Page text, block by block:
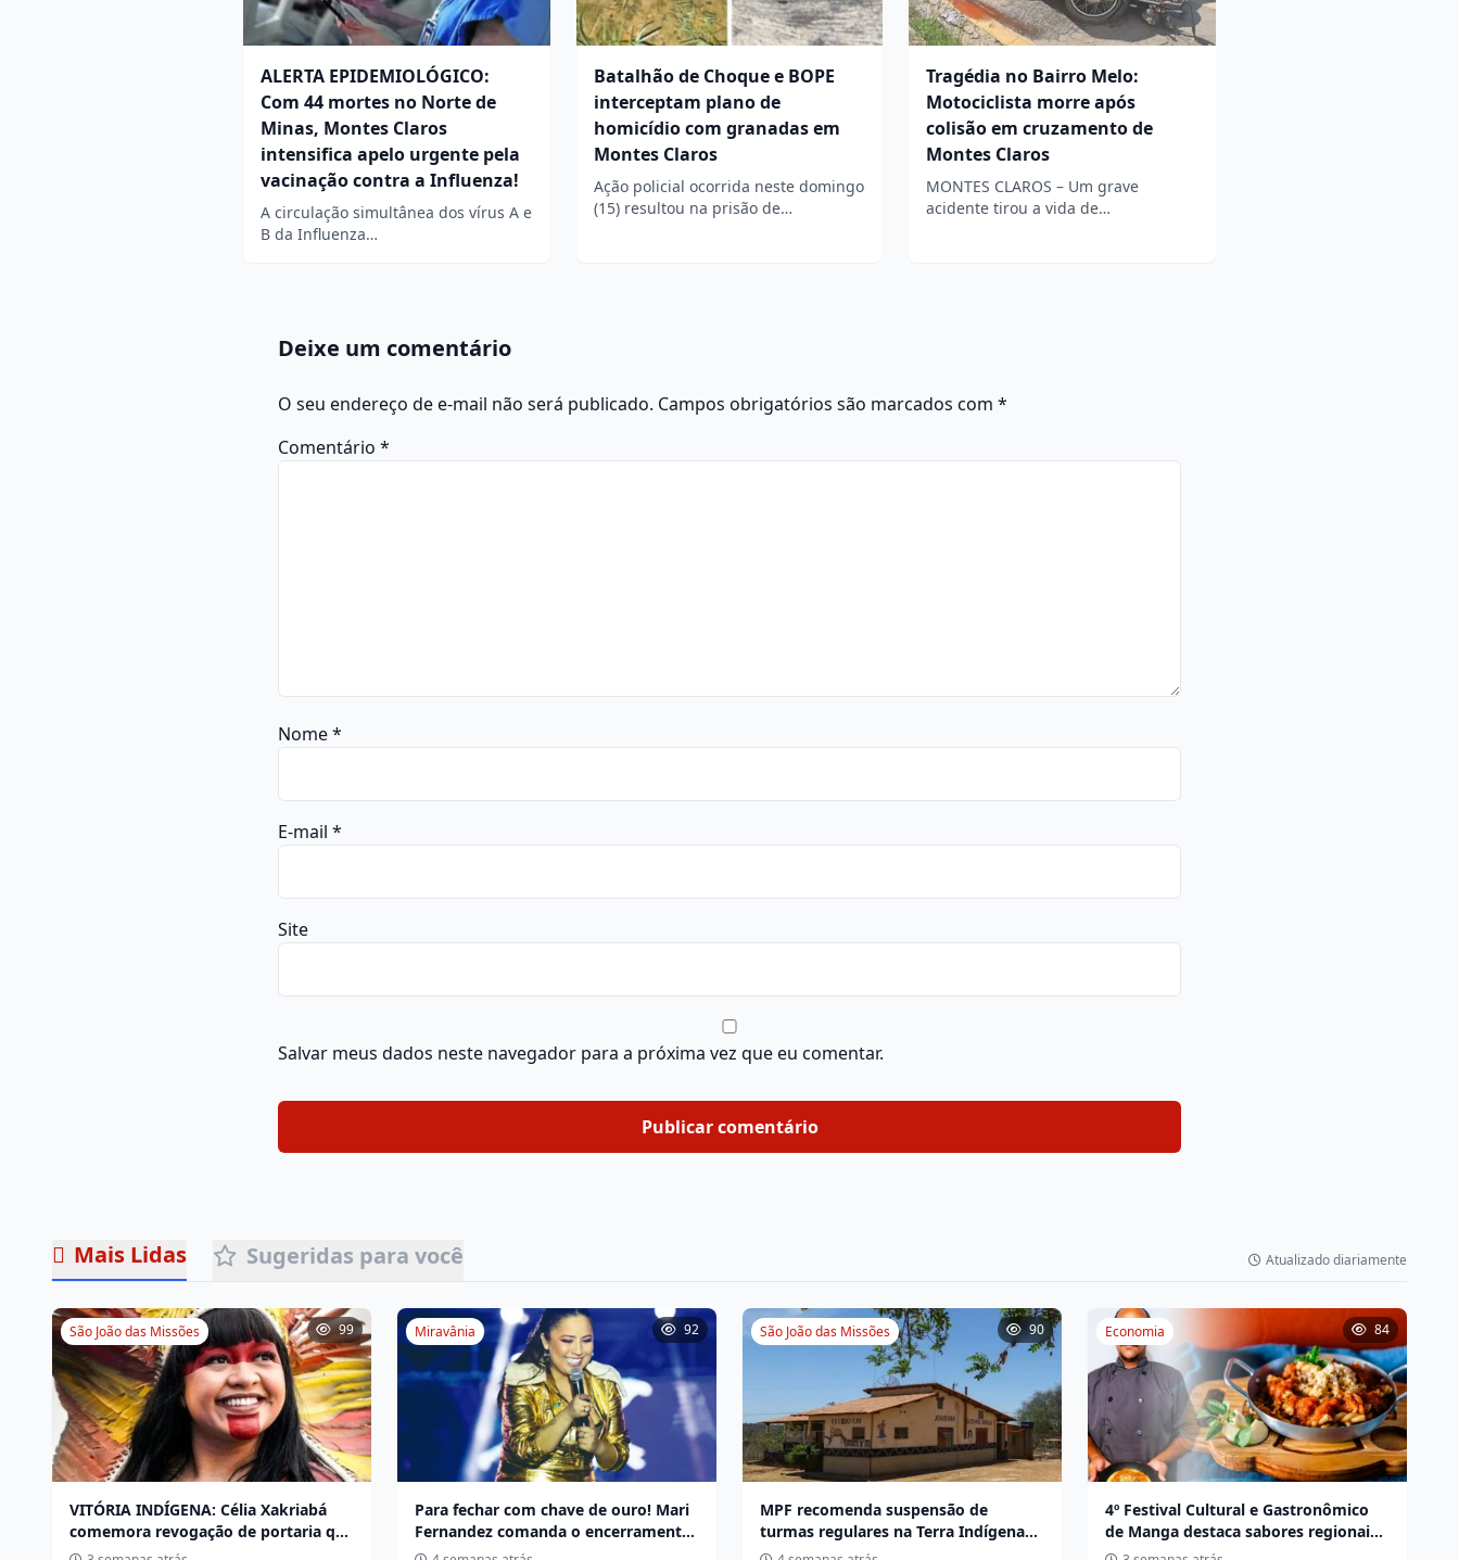
ALERTA EPIDEMIOLÓGICO:
Com 44 mortes no Norte de
Minas, Montes Claros
intensifica apelo urgente pela
vacinação contra a Influenza!
A circulação simultânea dos vírus A e
B da Influenza…
Batalhão de Choque e BOPE
interceptam plano de
homicídio com granadas em
Montes Claros
Ação policial ocorrida neste domingo
(15) resultou na prisão de…
Tragédia no Bairro Melo:
Motociclista morre após
colisão em cruzamento de
Montes Claros
MONTES CLAROS – Um grave
acidente tirou a vida de…
Deixe um comentário
O seu endereço de e-mail não será publicado. Campos obrigatórios são marcados com *
Comentário *
Nome*
E-mail *
Site
Salvar meus dados neste navegador para a próxima vez que eu comentar.
Mais Lidas Sugeridas para você Atualizado diariamente
São João das Missões 99
VITÓRIA INDÍGENA: Célia Xakriabá
comemora revogação de portaria que
vinculava território a escola não
Miravânia 92
Para fechar com chave de ouro! Mari
Fernandez comanda o encerramento
da 32ª Vaquejada de Miravânia hoje
São João das Missões 90
MPF recomenda suspensão de
turmas regulares na Terra Indígena
Xakriabá após protestos e bloqueio
Economia 84
4º Festival Cultural e Gastronômico
de Manga destaca sabores regionais
e fortalece pequenos negócios